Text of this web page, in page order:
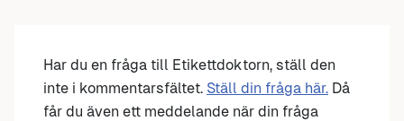
Har du en fråga till Etikettdoktorn, ställ den
inte i kommentarsfältet. Ställ din fråga här. Då
får du även ett meddelande när din fråga